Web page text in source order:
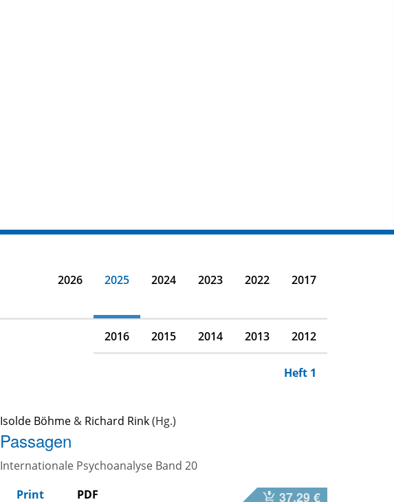
2026 2025 2024 2023 2022 2017
2016 2015 2014 2013 2012
Heft 1
Isolde Böhme & Richard Rink
Passagen
Internationale Psychoanalyse Band 20
Print
PDF 37,29 €